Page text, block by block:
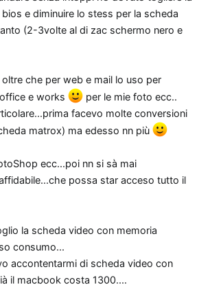
e diminuire lo stess per la scheda
(2-3volte al di zac schermo nero e
che per web e mail lo uso per
e works
per le mie foto ecc..
facevo molte conversioni
matrox) ma edesso nn più
ecc...poi nn si sà mai
possa star acceso tutto il
la scheda video con memoria
consumo...
accontentarmi di scheda video con
il macbook costa 1300....